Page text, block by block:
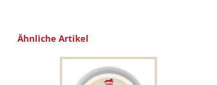
Produktgalerie überspringen
Ähnliche Artikel